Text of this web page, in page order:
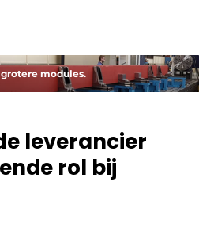
modules.
leverancier
rol bij